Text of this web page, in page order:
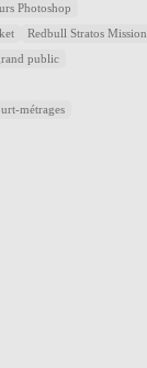
Photoshop
Redbull Stratos Mission
public
métrages